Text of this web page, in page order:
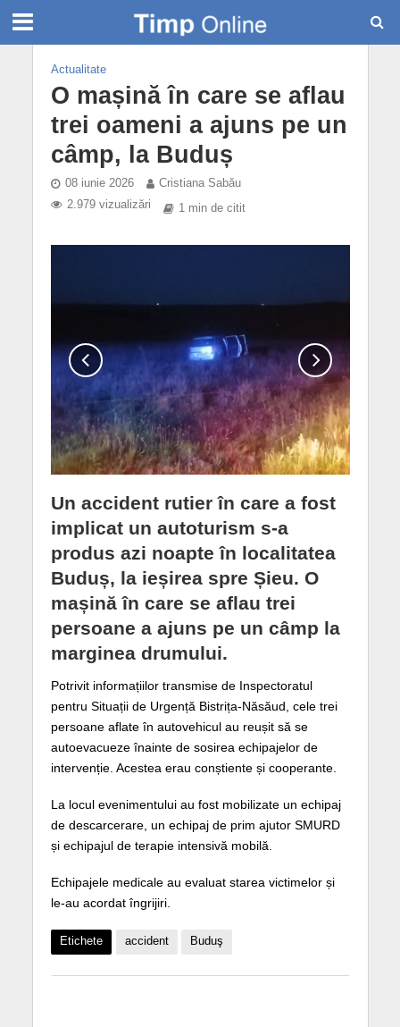
Actualitate
O mașină în care se aflau
trei oameni a ajuns pe un
câmp, la Buduș
08 iunie 2026
Cristiana Sabău
2.979 vizualizări
1 min de citit
Un accident rutier în care a fost
implicat un autoturism s-a
produs azi noapte în localitatea
Buduș, la ieșirea spre Șieu. O
mașină în care se aflau trei
persoane a ajuns pe un câmp la
marginea drumului.
Potrivit informațiilor transmise de Inspectoratul
pentru Situații de Urgență Bistrița-Năsăud, cele trei
persoane aflate în autovehicul au reușit să se
autoevacueze înainte de sosirea echipajelor de
intervenție. Acestea erau conștiente și cooperante.
La locul evenimentului au fost mobilizate un echipaj
de descarcerare, un echipaj de prim ajutor SMURD
și echipajul de terapie intensivă mobilă.
Echipajele medicale au evaluat starea victimelor și
le-au acordat îngrijiri.
Etichete accident Buduş